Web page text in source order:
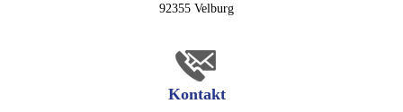
92355 Velburg
Kontakt